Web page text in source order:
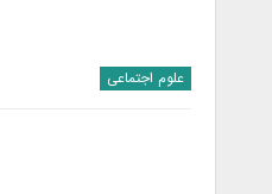
علوم اجتماعی